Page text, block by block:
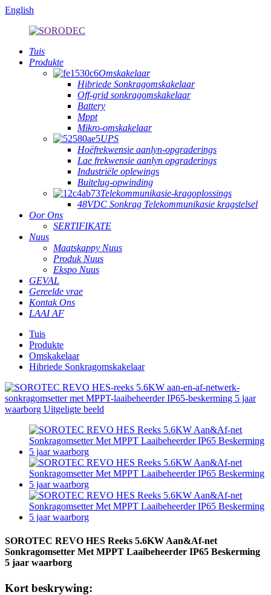
English
Tuis
Produkte
Omskakelaar
Hibriede Sonkragomskakelaar
Off-grid sonkragomskakelaar
Battery
Mppt
Mikro-omskakelaar
UPS
Hoëfrekwensie aanlyn-opgraderings
Lae frekwensie aanlyn opgraderings
Industriële oplewings
Buitelug-opwinding
Telekommunikasie-kragoplossings
48VDC Sonkrag Telekommunikasie kragstelsel
Oor Ons
SERTIFIKATE
Nuus
Maatskappy Nuus
Produk Nuus
Ekspo Nuus
GEVAL
Gereelde vrae
Kontak Ons
LAAI AF
Tuis
Produkte
Omskakelaar
Hibriede Sonkragomskakelaar
SOROTEC REVO HES Reeks 5.6KW Aan&Af-net
Sonkragomsetter Met MPPT Laaibeheerder IP65 Beskerming
5 jaar waarborg
Kort beskrywing: